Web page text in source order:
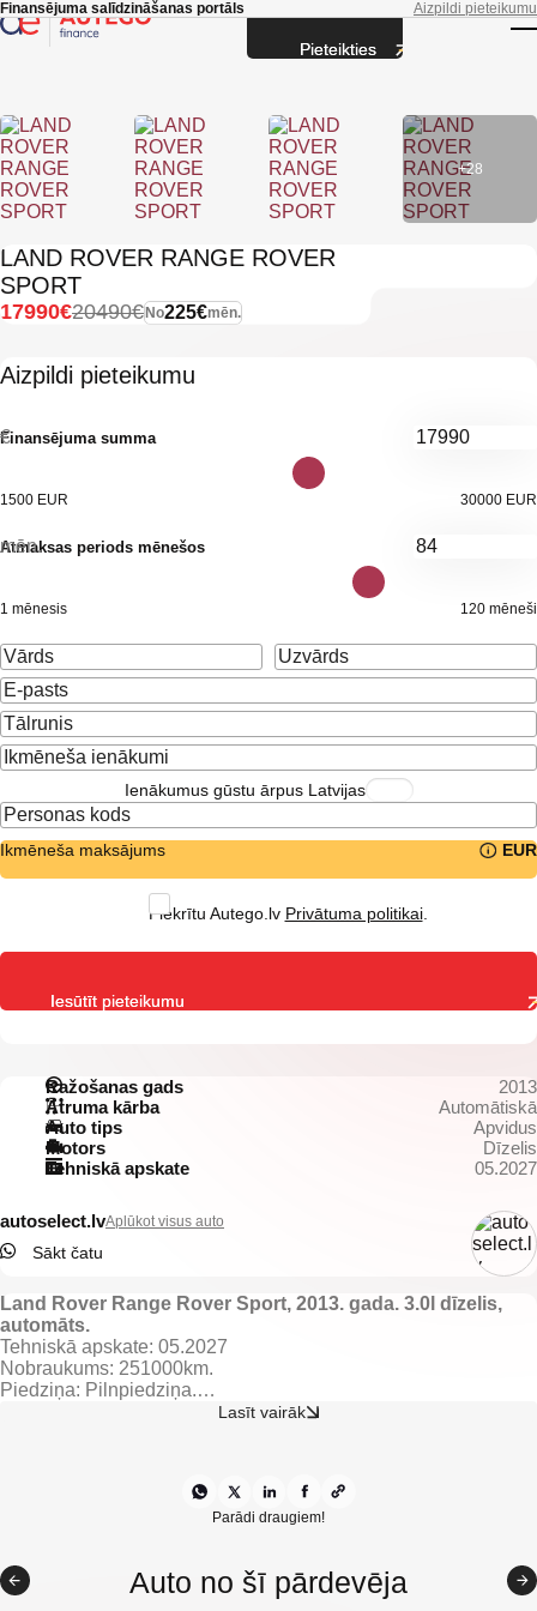
Skip to main content
Finansējuma salīdzināšanas portāls Aizpildi pieteikumu
+28
LAND ROVER RANGE ROVER
SPORT
No225€mēn.
20490€
17990€
Aizpildi pieteikumu
Finansējuma summa
€
1500 EUR 30000 EUR
Atmaksas periods mēnešos
mēn.
1 mēnesis 120 mēneši
Ienākumus gūstu ārpus Latvijas
Ikmēneša maksājums EUR
Piekrītu Autego.lv Privātuma politikai.
Ražošanas gads
2013
Ātruma kārba
Automātiskā
Auto tips
Apvidus
Motors
Dīzelis
Tehniskā apskate
05.2027
autoselect.lvAplūkot visus auto
Sākt čatu
Land Rover Range Rover Sport, 2013. gada. 3.0l dīzelis,
automāts.
Tehniskā apskate: 05.2027
Nobraukums: 251000km.
Piedziņa: Pilnpiedziņa.
El. regulējamas un apsildāmas priekšējās sēdvietas ar atmiņu.
Apsildāmas aizmugurējās sēdvietas.
El. vadāmi logi.
El. atverams/aizverams bagažnieks.
Gaisa kondicionieris ar 2 zonu klimata kontroli.
Lasīt vairāk
Parādi draugiem!
Auto no šī pārdevēja